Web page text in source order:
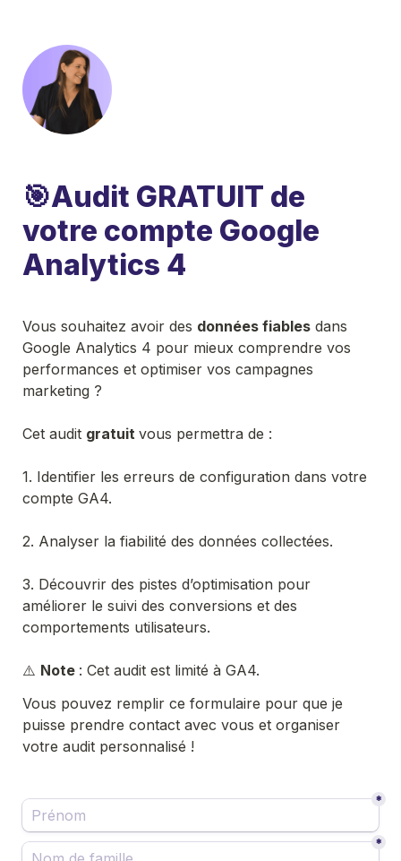
🎯Audit GRATUIT de
votre compte Google
Analytics 4
Vous souhaitez avoir des données fiables dans
Google Analytics 4 pour mieux comprendre vos
performances et optimiser vos campagnes
marketing ?
Cet audit gratuit vous permettra de :
1. Identifier les erreurs de configuration dans votre
compte GA4.
2. Analyser la fiabilité des données collectées.
3. Découvrir des pistes d’optimisation pour
améliorer le suivi des conversions et des
comportements utilisateurs.
⚠️ Note
Vous pouvez remplir ce formulaire pour que je
puisse prendre contact avec vous et organiser
*
*